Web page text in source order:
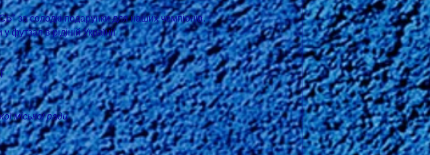
за солодкі подарунки для наших чемпіонів.
в рідіній Україні!
міської ради